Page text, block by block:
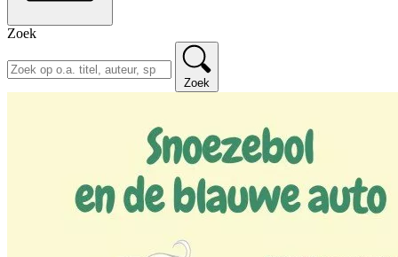
Zoek
Zoek